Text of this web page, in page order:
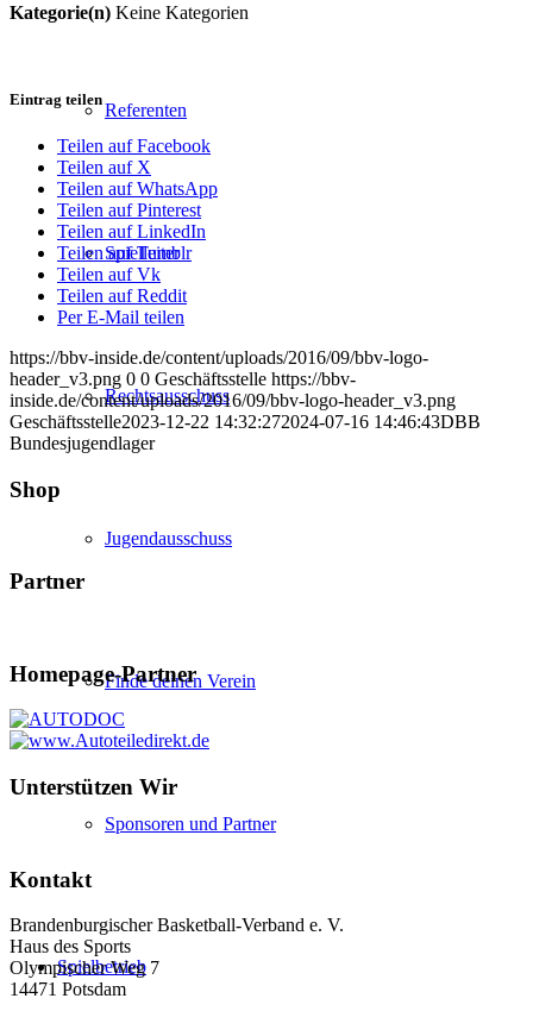
Referenten
Spielleiter
Rechtsausschuss
Jugendausschuss
Finde deinen Verein
Sponsoren und Partner
Spielbetrieb
Kategorie(n) Keine Kategorien
Eintrag teilen
Teilen auf Facebook
Teilen auf X
Teilen auf WhatsApp
Teilen auf Pinterest
Teilen auf LinkedIn
Teilen auf Tumblr
Teilen auf Vk
Teilen auf Reddit
Per E-Mail teilen
https://bbv-inside.de/content/uploads/2016/09/bbv-logo-
header_v3.png 0 0 Geschäftsstelle https://bbv-
inside.de/content/uploads/2016/09/bbv-logo-header_v3.png
Geschäftsstelle2023-12-22 14:32:272024-07-16 14:46:43DBB
Bundesjugendlager
Shop
Partner
Homepage-Partner
Unterstützen Wir
Kontakt
Brandenburgischer Basketball-Verband e. V.
Haus des Sports
Olympischer Weg 7
14471 Potsdam